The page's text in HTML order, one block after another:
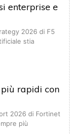
enterprise e
2026 di F5
stia
rapidi con
2026 di Fortinet
più